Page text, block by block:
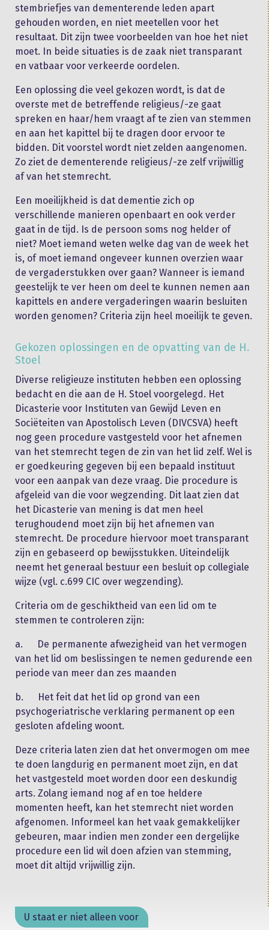
stembriefjes van dementerende leden apart
gehouden worden, en niet meetellen voor het
resultaat. Dit zijn twee voorbeelden van hoe het niet
moet. In beide situaties is de zaak niet transparant
en vatbaar voor verkeerde oordelen.
Een oplossing die veel gekozen wordt, is dat de
overste met de betreffende religieus/-ze gaat
spreken en haar/hem vraagt af te zien van stemmen
en aan het kapittel bij te dragen door ervoor te
bidden. Dit voorstel wordt niet zelden aangenomen.
Zo ziet de dementerende religieus/-ze zelf vrijwillig
af van het stemrecht.
Een moeilijkheid is dat dementie zich op
verschillende manieren openbaart en ook verder
gaat in de tijd. Is de persoon soms nog helder of
niet? Moet iemand weten welke dag van de week het
is, of moet iemand ongeveer kunnen overzien waar
de vergaderstukken over gaan? Wanneer is iemand
geestelijk te ver heen om deel te kunnen nemen aan
kapittels en andere vergaderingen waarin besluiten
worden genomen? Criteria zijn heel moeilijk te geven.
Gekozen oplossingen en de opvatting van de H.
Stoel
Diverse religieuze instituten hebben een oplossing
bedacht en die aan de H. Stoel voorgelegd. Het
Dicasterie voor Instituten van Gewijd Leven en
Sociëteiten van Apostolisch Leven (DIVCSVA) heeft
nog geen procedure vastgesteld voor het afnemen
van het stemrecht tegen de zin van het lid zelf. Wel is
er goedkeuring gegeven bij een bepaald instituut
voor een aanpak van deze vraag. Die procedure is
afgeleid van die voor wegzending. Dit laat zien dat
het Dicasterie van mening is dat men heel
terughoudend moet zijn bij het afnemen van
stemrecht. De procedure hiervoor moet transparant
zijn en gebaseerd op bewijsstukken. Uiteindelijk
neemt het generaal bestuur een besluit op collegiale
wijze (vgl. c.699 CIC over wegzending).
Criteria om de geschiktheid van een lid om te
stemmen te controleren zijn:
a. De permanente afwezigheid van het vermogen
van het lid om beslissingen te nemen gedurende een
periode van meer dan zes maanden
b. Het feit dat het lid op grond van een
psychogeriatrische verklaring permanent op een
gesloten afdeling woont.
Deze criteria laten zien dat het onvermogen om mee
te doen langdurig en permanent moet zijn, en dat
het vastgesteld moet worden door een deskundig
arts. Zolang iemand nog af en toe heldere
momenten heeft, kan het stemrecht niet worden
afgenomen. Informeel kan het vaak gemakkelijker
gebeuren, maar indien men zonder een dergelijke
procedure een lid wil doen afzien van stemming,
moet dit altijd vrijwillig zijn.
U staat er niet alleen voor